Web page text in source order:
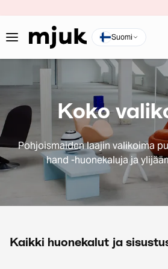
Suomi
Koko
Pohjoismaiden laajin valikoima
hand -huonekaluja ja
Kaikki huonekalut ja